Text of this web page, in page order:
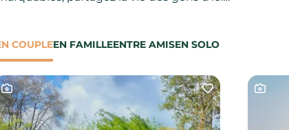
COUPLEEN FAMILLEENTRE AMISEN SOLO
page au carnet de voyage ? Ajouter cette